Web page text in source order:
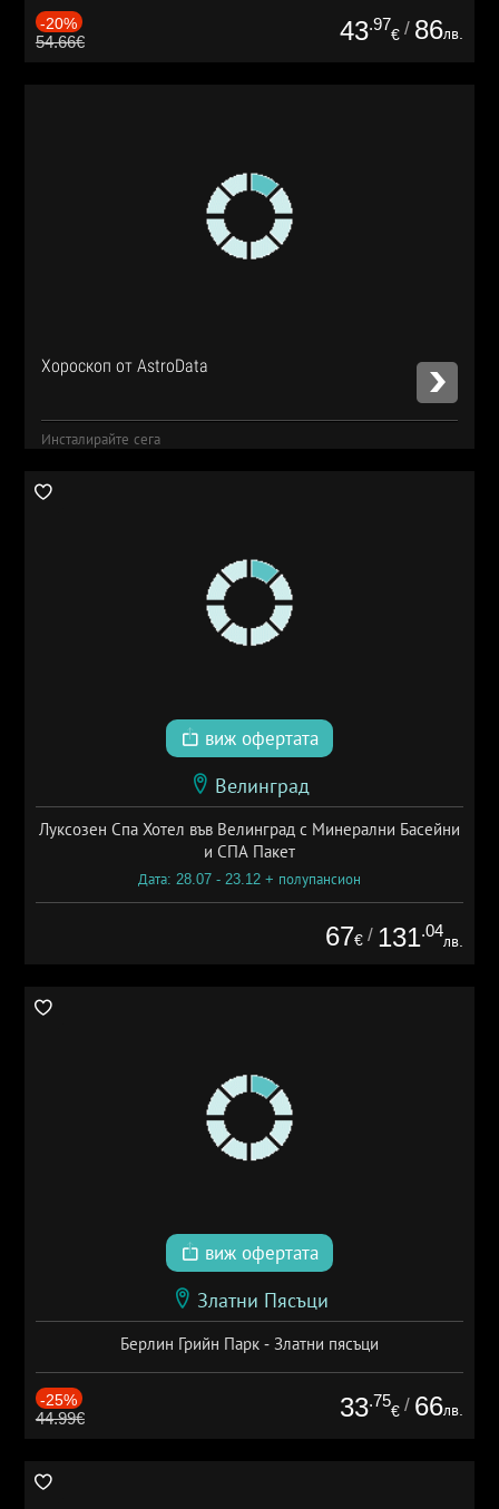
-20%
54.66€ 43.97
€ / 86лв.
Хороскоп от AstroData
Инсталирайте сега
виж офертата
Велинград
Луксозен Спа Хотел във Велинград с Минерални Басейни
и СПА Пакет
Дата: 28.07 - 23.12 + полупансион
67€ / 131.04
лв.
виж офертата
Златни Пясъци
Берлин Грийн Парк - Златни пясъци
-25%
44.99€ 33.75
€ / 66лв.